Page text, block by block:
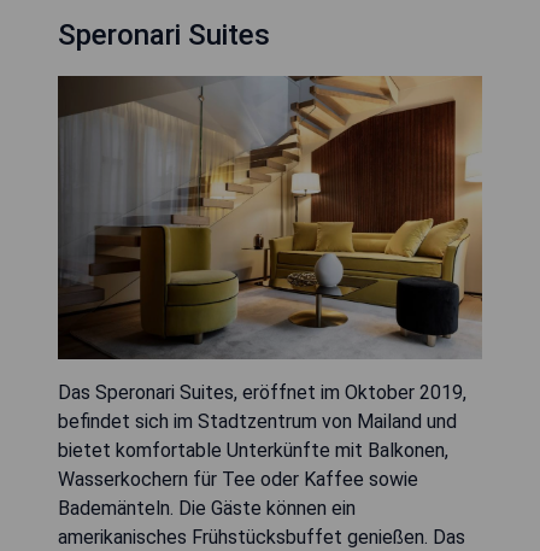
Speronari Suites
Das Speronari Suites, eröffnet im Oktober 2019,
befindet sich im Stadtzentrum von Mailand und
bietet komfortable Unterkünfte mit Balkonen,
Wasserkochern für Tee oder Kaffee sowie
Bademänteln. Die Gäste können ein
amerikanisches Frühstücksbuffet genießen. Das